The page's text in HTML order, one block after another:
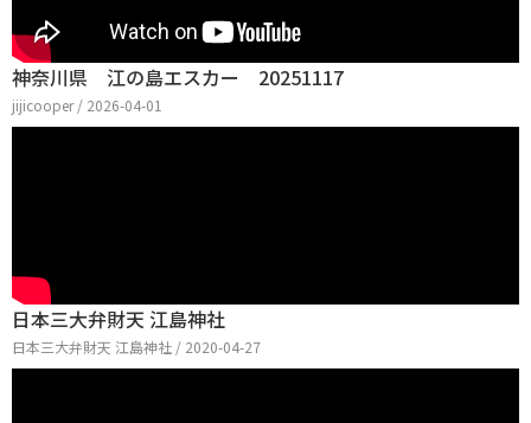
神奈川県 江の島エスカー 20251117
jijicooper / 2026-04-01
日本三大弁財天 江島神社
日本三大弁財天 江島神社 / 2020-04-27